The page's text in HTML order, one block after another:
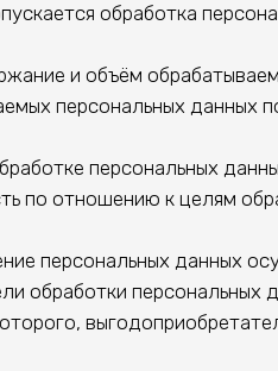
обработка
и объём
персональных данных
персональных
по отношению к целям
персональных данных
обработки персональных